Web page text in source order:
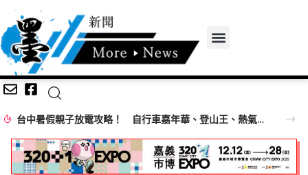
台中暑假親子放電攻略！ 自行車嘉年華、登山王、熱氣球、熱門電影接力登場 一路玩到8月底